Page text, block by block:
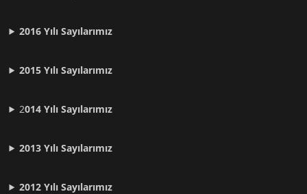
2016 Yılı Sayılarımız
2015 Yılı Sayılarımız
2014 Yılı Sayılarımız
2013 Yılı Sayılarımız
2012 YılıSayılarımız